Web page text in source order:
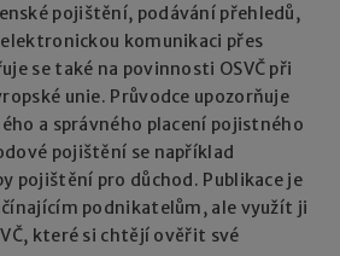
pojištění, podávání přehledů,
komunikaci přes
se také na povinnosti OSVČ při
unie. Průvodce upozorňuje
a správného placení pojistného
pojištění se například
pojištění pro důchod. Publikace je
podnikatelům, ale využít ji
které si chtějí ověřit své